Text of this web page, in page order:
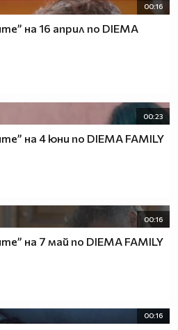
00:16
на 16 април по DIEMA
00:23
на 4 юни по DIEMA FAMILY
00:16
на 7 май по DIEMA FAMILY
00:16